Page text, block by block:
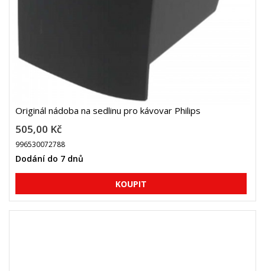
Originál nádoba na sedlinu pro kávovar Philips
505,00 Kč
996530072788
Dodání do 7 dnů